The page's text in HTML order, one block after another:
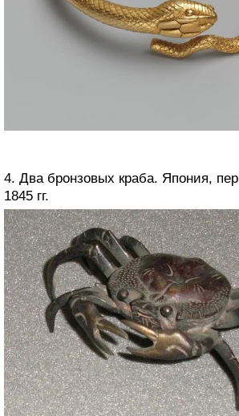
4. Два бронзовых краба. Япония,
1845 гг.